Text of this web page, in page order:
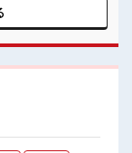
躍中の活気ある職